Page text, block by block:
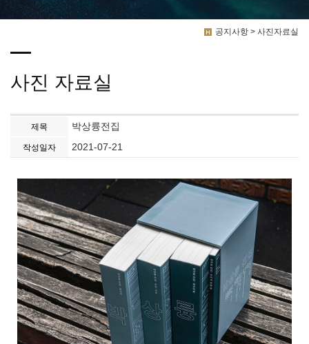
공지사항 > 사진자료실
사진 자료실
제목 박상륭전집
작성일자 2021-07-21